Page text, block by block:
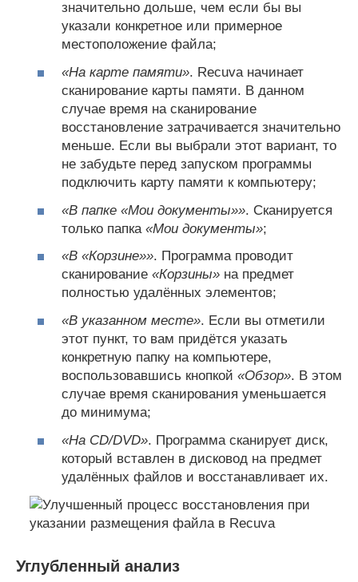
значительно дольше, чем если бы вы
указали конкретное или примерное
местоположение файла;
«На карте памяти». Recuva начинает
сканирование карты памяти. В данном
случае время на сканирование
восстановление затрачивается значительно
меньше. Если вы выбрали этот вариант, то
не забудьте перед запуском программы
подключить карту памяти к компьютеру;
«В папке «Мои документы»». Сканируется
только папка «Мои документы»;
«В «Корзине»». Программа проводит
сканирование «Корзины» на предмет
полностью удалённых элементов;
«В указанном месте». Если вы отметили
этот пункт, то вам придётся указать
конкретную папку на компьютере,
воспользовавшись кнопкой «Обзор». В этом
случае время сканирования уменьшается
до минимума;
«На CD/DVD». Программа сканирует диск,
который вставлен в дисковод на предмет
удалённых файлов и восстанавливает их.
Углубленный анализ